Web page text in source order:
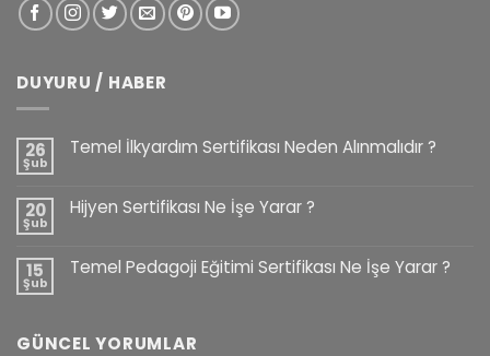
DUYURU / HABER
26
Şub
Temel İlkyardım Sertifikası Neden Alınmalıdır ?
20
Şub
Hijyen Sertifikası Ne İşe Yarar ?
15
Şub
Temel Pedagoji Eğitimi Sertifikası Ne İşe Yarar ?
GÜNCEL YORUMLAR